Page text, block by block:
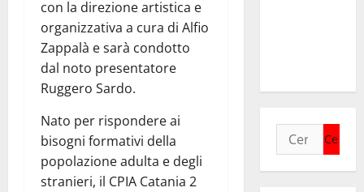
con la direzione artistica e
organizzativa a cura di Alfio
Zappalà e sarà condotto
dal noto presentatore
Ruggero Sardo.
Nato per rispondere ai
bisogni formativi della
popolazione adulta e degli
stranieri, il CPIA Catania 2
Ricerca
per: